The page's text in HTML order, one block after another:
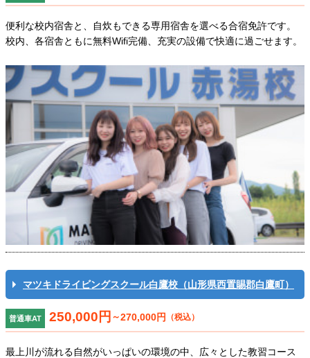
便利な校内宿舎と、自炊もできる専用宿舎を選べる合宿免許です。
校内、各宿舎ともに無料Wifi完備、充実の設備で快適に過ごせます。
マツキドライビングスクール白鷹校（山形県西置賜郡白鷹町）
普通車AT 250,000円 ～270,000円 （税込）
最上川が流れる自然がいっぱいの環境の中、広々とした教習コース